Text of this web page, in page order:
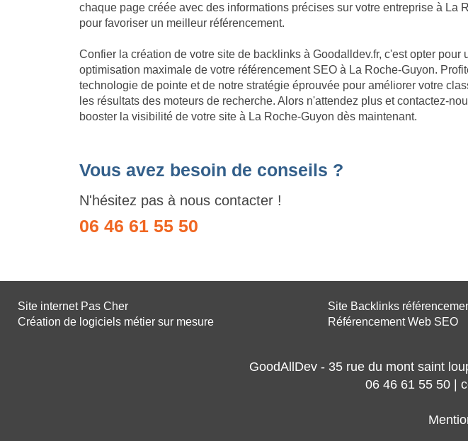
chaque page créée avec des informations précises sur votre entreprise à La
pour favoriser un meilleur référencement.
Confier la création de votre site de backlinks à Goodalldev.fr, c'est opter pour
optimisation maximale de votre référencement SEO à La Roche-Guyon.
technologie de pointe et de notre stratégie éprouvée pour améliorer votre
les résultats des moteurs de recherche. Alors n'attendez plus et contactez-
booster la visibilité de votre site à La Roche-Guyon dès maintenant.
Vous avez besoin de conseils ?
N'hésitez pas à nous contacter !
06 46 61 55 50
Site internet Pas Cher
Création de logiciels métier sur mesure
Site Backlinks
Référencement Web SEO
GoodAllDev - 35 rue du mont saint
06 46 61 55 50 |